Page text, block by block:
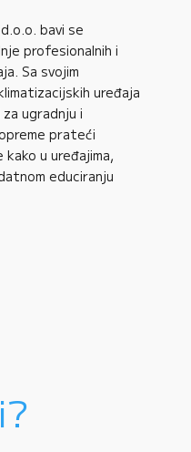
bavi se
profesionalnih i
Sa svojim
uređaja
ugradnju i
prateći
u uređajima,
educiranju